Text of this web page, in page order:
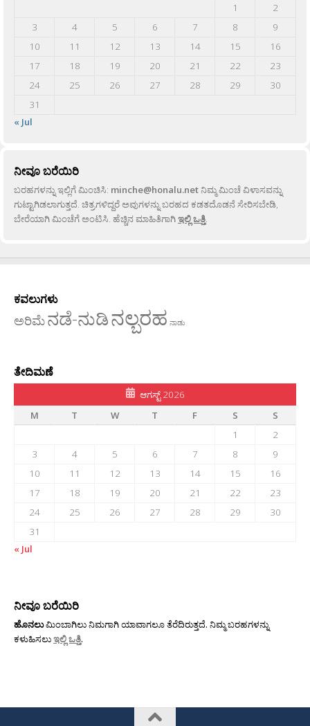
1
2
3
4 5 6 7 8
9
10
11 12 13 14 15
16
17
18 19 20 21 22
23
24
25 26 27 28 29
30
31
« Jul
ನೀವೂ ಬರೆಯಿರಿ
ಬರಹಗಳನ್ನು ಇಲ್ಲಿಗೆ ಮಿಂಚಿಸಿ: minche@honalu.netನಿಮ್ಮ ಮಿಂಚೆ ವಿಳಾಸವನ್ನು
ಗುಟ್ಟಾಗಿಡಲಾಗುತ್ತದೆ. ಚಿತ್ರಗಳಿದ್ದರೆ ಅವುಗಳನ್ನು ಬರಹದ ಕಡತದೊಡನೆ ಸೇರಿಸಬೇಡಿ,
ಬೇರೆಯಾಗಿ ಮಿಂಚೆಗೆ ಅಂಟಿಸಿ. ಹೆಚ್ಚಿನ ಮಾಹಿತಿಗಾಗಿಇಲ್ಲಿ ಒತ್ತಿ.
ಕವಲುಗಳು
ಅರಿಮೆನಡೆ-ನುಡಿನಲ್ಬರಹ ನಾಡು
ತೇದಿಮಣೆ
ಆಗಸ್ಟ್ 2026
M
T W T F S
S
1
2
3
4 5 6 7 8
9
10
11 12 13 14 15
16
17
18 19 20 21 22
23
24
25 26 27 28 29
30
31
« Jul
ನೀವೂ ಬರೆಯಿರಿ
ಹೊನಲುಮಿಂಬಾಗಿಲು ನಿಮಗಾಗಿ ಯಾವಾಗಲೂ ತೆರೆದಿರುತ್ತದೆ. ನಿಮ್ಮ ಬರಹಗಳನ್ನು
ಕಳುಹಿಸಲುಇಲ್ಲಿ ಒತ್ತಿ.